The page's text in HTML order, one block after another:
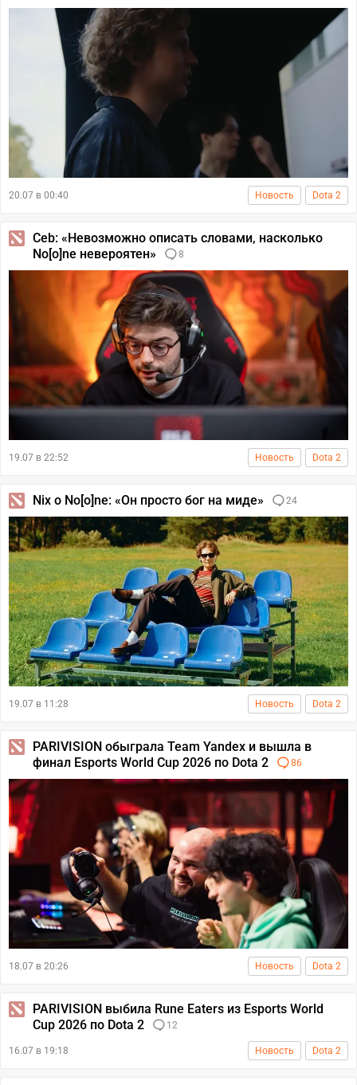
20.07 в 00:40 Новость Dota 2
Ceb: «Невозможно описать словами, насколько
No[o]ne невероятен»
8
19.07 в 22:52 Новость Dota 2
Nix о No[o]ne: «Он просто бог на миде» 24
19.07 в 11:28 Новость Dota 2
PARIVISION обыграла Team Yandex и вышла в
финал Esports World Cup 2026 по Dota 2
86
18.07 в 20:26 Новость Dota 2
PARIVISION выбила Rune Eaters из Esports World
Cup 2026 по Dota 2
12
16.07 в 19:18 Новость Dota 2